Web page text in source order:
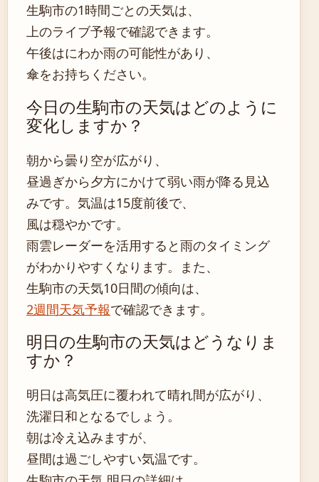
生駒市の1時間ごとの天気は、
上のライブ予報で確認できます。
午後はにわか雨の可能性があり、
傘をお持ちください。
今日の生駒市の天気はどのように
変化しますか？
朝から曇り空が広がり、
昼過ぎから夕方にかけて弱い雨が降る見込
みです。気温は15度前後で、
風は穏やかです。
雨雲レーダーを活用すると雨のタイミング
がわかりやすくなります。また、
生駒市の天気10日間の傾向は、
2週間天気予報で確認できます。
明日の生駒市の天気はどうなりま
すか？
明日は高気圧に覆われて晴れ間が広がり、
洗濯日和となるでしょう。
朝は冷え込みますが、
昼間は過ごしやすい気温です。